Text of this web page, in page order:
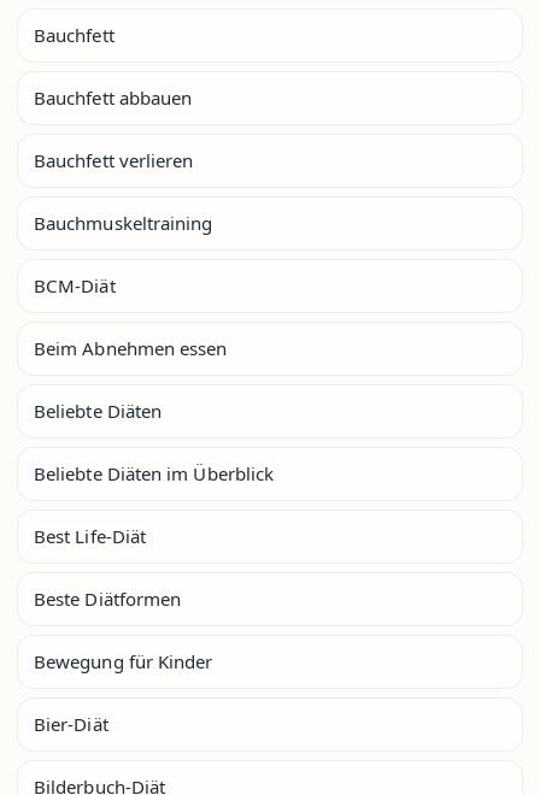
Bauchfett
Bauchfett abbauen
Bauchfett verlieren
Bauchmuskeltraining
BCM-Diät
Beim Abnehmen essen
Beliebte Diäten
Beliebte Diäten im Überblick
Best Life-Diät
Beste Diätformen
Bewegung für Kinder
Bier-Diät
Bilderbuch-Diät